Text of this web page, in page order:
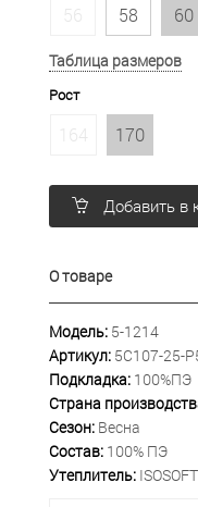
56 58 60
Таблица размеров
Рост
164 170
Добавить в
О товаре
Модель: 5-1214
Артикул: 5С107-25-
Подкладка: 100%ПЭ
Страна
Сезон: Весна
Состав: 100% ПЭ
Утеплитель: